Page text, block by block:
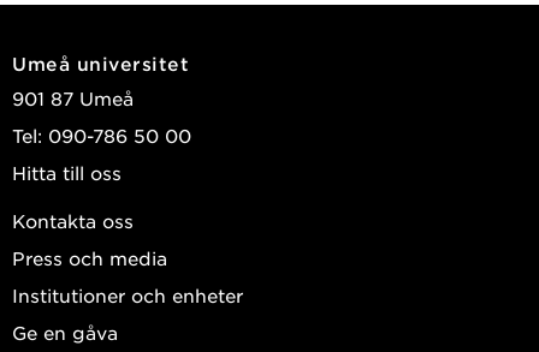
Umeå universitet
901 87 Umeå
Tel: 090-786 50 00
Hitta till oss
Kontakta oss
Press och media
Institutioner och enheter
Ge en gåva